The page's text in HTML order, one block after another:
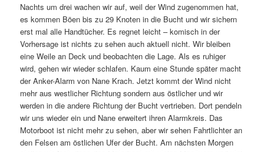
Nachts um drei wachen wir auf, weil der Wind zugenommen hat,
es kommen Böen bis zu 29 Knoten in die Bucht und wir sichern
erst mal alle Handtücher. Es regnet leicht – komisch in der
Vorhersage ist nichts zu sehen auch aktuell nicht. Wir bleiben
eine Weile an Deck und beobachten die Lage. Als es ruhiger
wird, gehen wir wieder schlafen. Kaum eine Stunde später macht
der Anker-Alarm von Nane Krach. Jetzt kommt der Wind nicht
mehr aus westlicher Richtung sondern aus östlicher und wir
werden in die andere Richtung der Bucht vertrieben. Dort pendeln
wir uns wieder ein und Nane erweitert ihren Alarmkreis. Das
Motorboot ist nicht mehr zu sehen, aber wir sehen Fahrtlichter an
den Felsen am östlichen Ufer der Bucht. Am nächsten Morgen